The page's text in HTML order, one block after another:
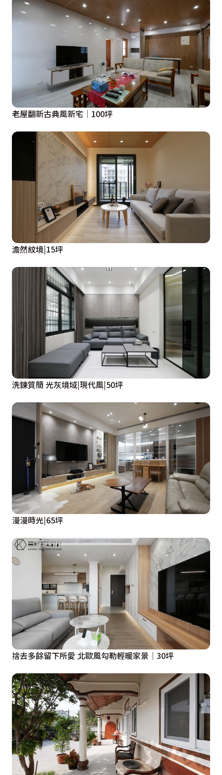
老屋翻新古典風新宅│100坪
澹然紋境|15坪
洗鍊質簡 光灰境域|現代風|50坪
漫漫時光|65坪
捨去多餘留下所愛 北歐風勾勒輕暖家景│30坪